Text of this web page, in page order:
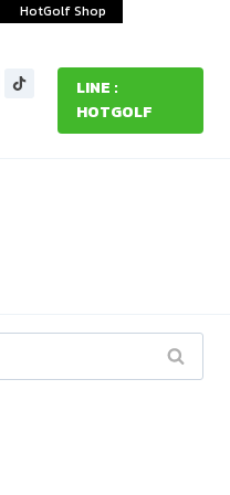
HotGolf Shop
LINE :
HOTGOLF